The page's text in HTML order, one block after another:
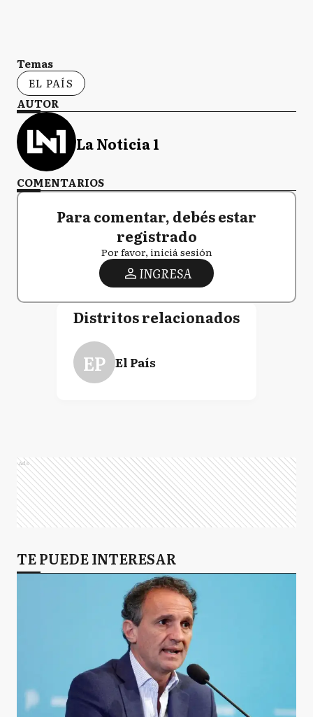
Temas
EL PAÍS
AUTOR
La Noticia 1
COMENTARIOS
Para comentar, debés estar
registrado
Por favor, iniciá sesión
INGRESA
Distritos relacionados
EP El País
Ads
TE PUEDE INTERESAR